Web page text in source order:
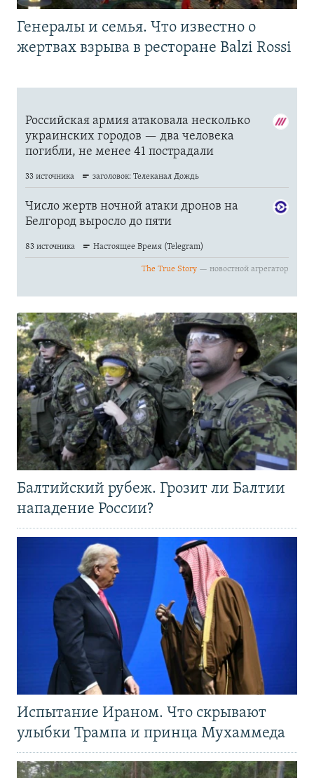
Генералы и семья. Что известно о
жертвах взрыва в ресторане Balzi Rossi
Балтийский рубеж. Грозит ли Балтии
нападение России?
Испытание Ираном. Что скрывают
улыбки Трампа и принца Мухаммеда